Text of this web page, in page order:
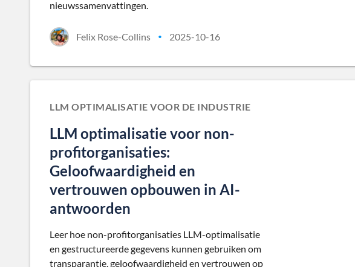
nieuwssamenvattingen.
Felix Rose-Collins • 2025-10-16
LLM OPTIMALISATIE VOOR DE INDUSTRIE
LLM optimalisatie voor non-
profitorganisaties:
Geloofwaardigheid en
vertrouwen opbouwen in AI-
antwoorden
Leer hoe non-profitorganisaties LLM-optimalisatie
en gestructureerde gegevens kunnen gebruiken om
transparantie, geloofwaardigheid en vertrouwen op